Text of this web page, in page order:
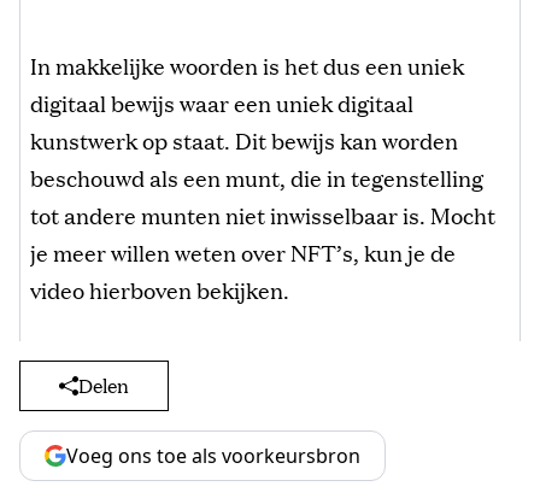
In makkelijke woorden is het dus een uniek
digitaal bewijs waar een uniek digitaal
kunstwerk op staat. Dit bewijs kan worden
beschouwd als een munt, die in tegenstelling
tot andere munten niet inwisselbaar is. Mocht
je meer willen weten over NFT’s, kun je de
video hierboven bekijken.
Delen
Voeg ons toe als voorkeursbron